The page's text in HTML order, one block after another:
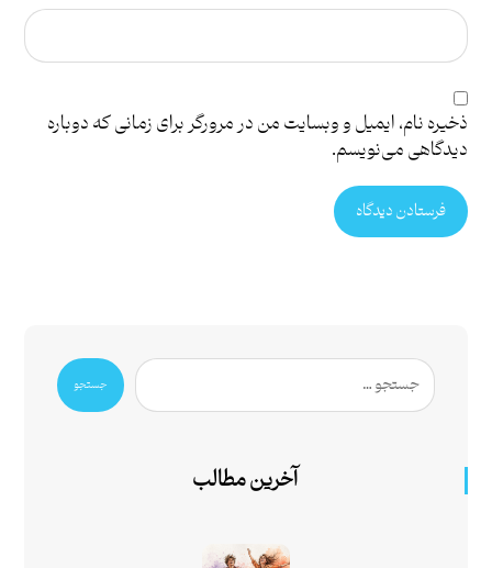
ذخیره نام، ایمیل و وبسایت من در مرورگر برای زمانی که دوباره
دیدگاهی می‌نویسم.
فرستادن دیدگاه
جستجو
آخرین مطالب